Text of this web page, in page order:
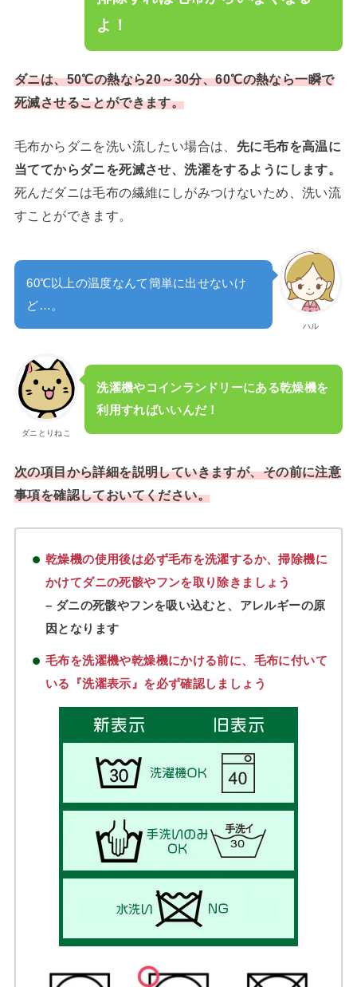
よ！
ダニは、50℃の熱なら20～30分、60℃の熱なら一瞬で
死滅させることができます。
毛布からダニを洗い流したい場合は、 先に毛布を高温に
当ててからダニを死滅させ、洗濯をするようにします。
死んだダニは毛布の繊維にしがみつけないため、洗い流
すことができます。
ハル
60℃以上の温度なんて簡単に出せないけ
ど…。
ダニとりねこ
洗濯機やコインランドリーにある乾燥機を
利用すればいいんだ！
次の項目から詳細を説明していきますが、その前に注意
事項を確認しておいてください。
乾燥機の使用後は必ず毛布を洗濯するか、掃除機に
かけてダニの死骸やフンを取り除きましょう
– ダニの死骸やフンを吸い込むと、アレルギーの原
因となります
毛布を洗濯機や乾燥機にかける前に、毛布に付いて
いる『洗濯表示』を必ず確認しましょう